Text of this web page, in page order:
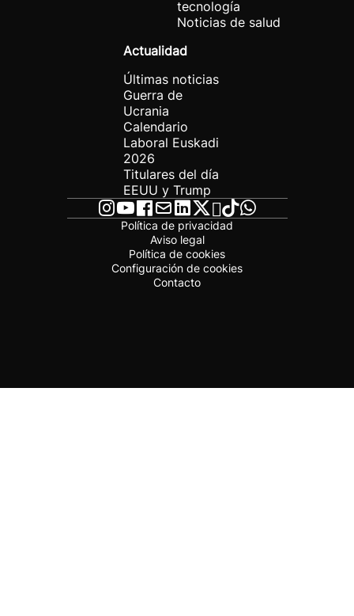
tecnología
Noticias de salud
Actualidad
Últimas noticias
Guerra de
Ucrania
Calendario
Laboral Euskadi
2026
Titulares del día
EEUU y Trump
Política de privacidad
Aviso legal
Política de cookies
Configuración de cookies
Contacto